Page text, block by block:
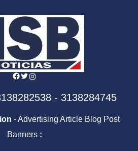
Facebook
Twitter
Instagram
- 3138284745
- Advertising Article Blog Post
Banners :